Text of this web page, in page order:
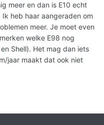
meer en dan is E10 echt
heb haar aangeraden om
meer. Je moet even
welke E98 nog
Shell). Het mag dan iets
jaar maakt dat ook niet